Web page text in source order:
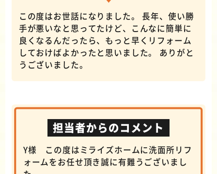
この度はお世話になりました。 長年、使い勝
手が悪いなと思ってたけど、こんなに簡単に
良くなるんだったら、もっと早くリフォーム
しておけばよかったと思いました。 ありがと
うございました。
担当者からのコメント
Y様 この度はミライズホームに洗面所リフ
ォームをお任せ頂き誠に有難うございまし